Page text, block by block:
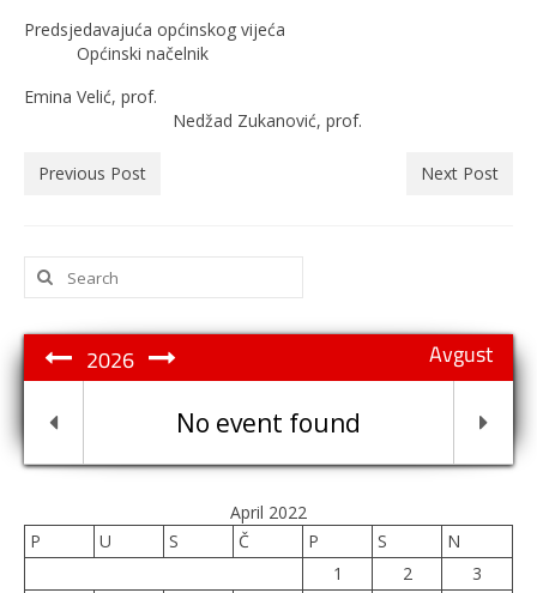
Predsjedavajuća općinskog vijeća
Općinski načelnik
Emina Velić, prof.
Nedžad Zukanović, prof.
Previous Post Next Post
Search
for:
Avgust
2026
No event found
April 2022
P
U S Č P S
N
1
2
3